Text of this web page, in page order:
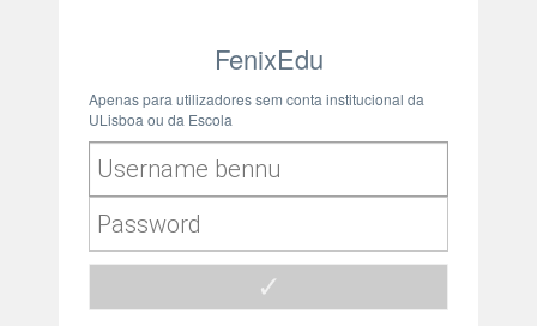
FenixEdu
Apenas para utilizadores sem conta institucional da
ULisboa ou da Escola